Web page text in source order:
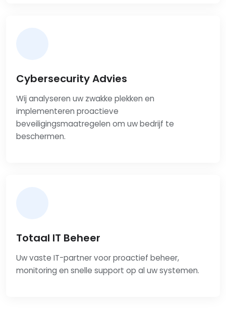
Cybersecurity Advies
Wij analyseren uw zwakke plekken en
implementeren proactieve
beveiligingsmaatregelen om uw bedrijf te
beschermen.
Totaal IT Beheer
Uw vaste IT-partner voor proactief beheer,
monitoring en snelle support op al uw systemen.